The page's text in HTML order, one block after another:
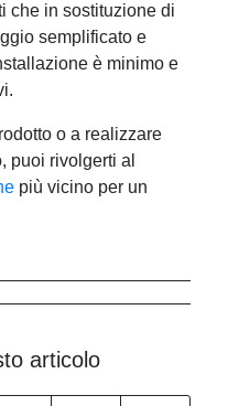
che in sostituzione di
semplificato e
è minimo e
o a realizzare
puoi rivolgerti al
più vicino per un
articolo